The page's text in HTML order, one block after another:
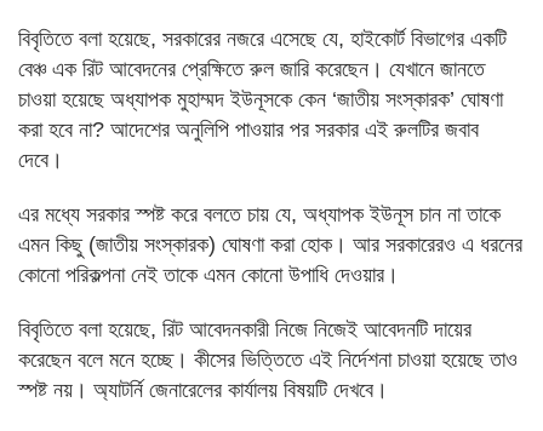
বিবৃতিতে বলা হয়েছে, সরকারের নজরে এসেছে যে, হাইকোর্ট বিভাগের একটি
বেঞ্চ এক রিট আবেদনের প্রেক্ষিতে রুল জারি করেছেন। যেখানে জানতে
চাওয়া হয়েছে অধ্যাপক মুহাম্মদ ইউনূসকে কেন ‘জাতীয় সংস্কারক’ ঘোষণা
করা হবে না? আদেশের অনুলিপি পাওয়ার পর সরকার এই রুলটির জবাব
দেবে।
এর মধ্যে সরকার স্পষ্ট করে বলতে চায় যে, অধ্যাপক ইউনূস চান না তাকে
এমন কিছু (জাতীয় সংস্কারক) ঘোষণা করা হোক। আর সরকারেরও এ ধরনের
কোনো পরিকল্পনা নেই তাকে এমন কোনো উপাধি দেওয়ার।
বিবৃতিতে বলা হয়েছে, রিট আবেদনকারী নিজে নিজেই আবেদনটি দায়ের
করেছেন বলে মনে হচ্ছে। কীসের ভিত্তিতে এই নির্দেশনা চাওয়া হয়েছে তাও
স্পষ্ট নয়। অ্যাটর্নি জেনারেলের কার্যালয় বিষয়টি দেখবে।